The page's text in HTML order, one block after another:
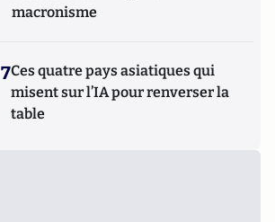
macronisme
7Ces quatre pays asiatiques qui
misent sur l’IA pour renverser la
table